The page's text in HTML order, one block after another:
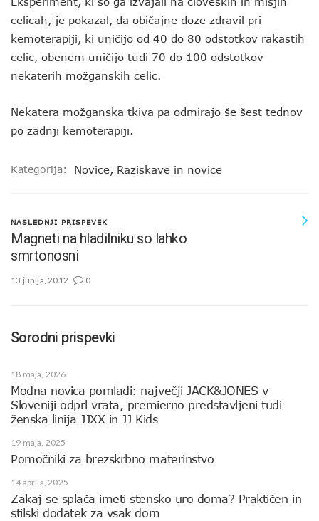
celicah, je pokazal, da običajne doze zdravil pri
kemoterapiji, ki uničijo od 40 do 80 odstotkov rakastih
celic, obenem uničijo tudi 70 do 100 odstotkov
nekaterih možganskih celic.
Nekatera možganska tkiva pa odmirajo še šest tednov
po zadnji kemoterapiji.
Kategorija: Novice, Raziskave in novice
NASLEDNJI PRISPEVEK
Magneti na hladilniku so lahko
smrtonosni
13 junija, 2012 0
Sorodni prispevki
18 maja, 2026
Modna novica pomladi: največji JACK&JONES v
Sloveniji odprl vrata, premierno predstavljeni tudi
ženska linija JJXX in JJ Kids
19 maja, 2025
Pomočniki za brezskrbno materinstvo
14 aprila, 2025
Zakaj se splača imeti stensko uro doma? Praktičen in
stilski dodatek za vsak dom